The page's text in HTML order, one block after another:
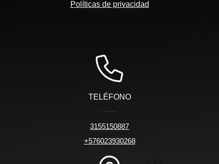
Políticas de privacidad
TELÉFONO
3155150887
+576023930268